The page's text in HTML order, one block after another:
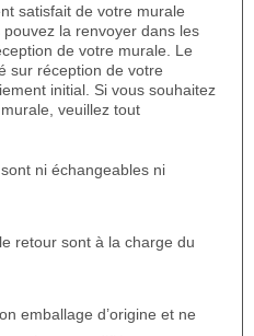
satisfait de votre murale
la renvoyer dans les
de votre murale. Le
sur réception de votre
initial. Si vous souhaitez
veuillez tout
ni échangeables ni
retour sont à la charge du
emballage d’origine et ne